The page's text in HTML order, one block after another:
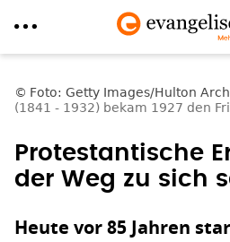
zum
Inhalt
Foto: Getty Images/Hulton
(1841 - 1932) bekam 1927 den
Protestantische
der Weg zu sich
Heute vor 85 Jahren